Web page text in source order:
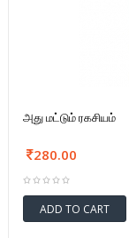
அது மட்டும் ரகசியம்
280.00
ADD TO CART